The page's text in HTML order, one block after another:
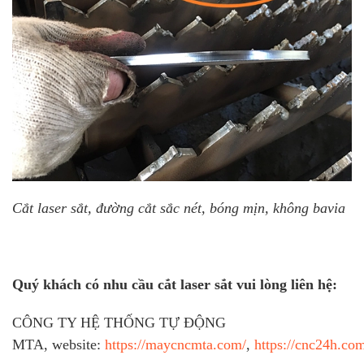
Cắt laser sắt, đường cắt sắc nét, bóng mịn, không bavia
Quý khách có nhu cầu cắt laser sắt vui lòng liên hệ:
CÔNG TY HỆ THỐNG TỰ ĐỘNG
MTA, website: https://maycncmta.com/, https://